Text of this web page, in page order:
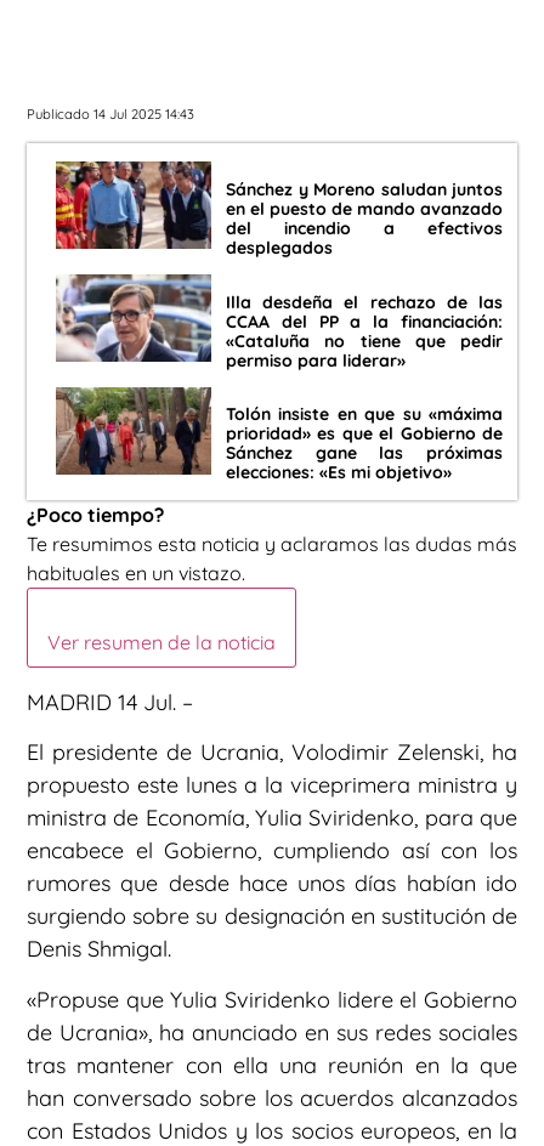
Publicado 14 Jul 2025 14:43
Sánchez y Moreno saludan juntos
en el puesto de mando avanzado
del incendio a efectivos
desplegados
Illa desdeña el rechazo de las
CCAA del PP a la financiación:
«Cataluña no tiene que pedir
permiso para liderar»
Tolón insiste en que su «máxima
prioridad» es que el Gobierno de
Sánchez gane las próximas
elecciones: «Es mi objetivo»
¿Poco tiempo?
Te resumimos esta noticia y aclaramos las dudas más
habituales en un vistazo.
Ver resumen de la noticia
MADRID 14 Jul. –
El presidente de Ucrania, Volodimir Zelenski, ha
propuesto este lunes a la viceprimera ministra y
ministra de Economía, Yulia Sviridenko, para que
encabece el Gobierno, cumpliendo así con los
rumores que desde hace unos días habían ido
surgiendo sobre su designación en sustitución de
Denis Shmigal.
«Propuse que Yulia Sviridenko lidere el Gobierno
de Ucrania», ha anunciado en sus redes sociales
tras mantener con ella una reunión en la que
han conversado sobre los acuerdos alcanzados
con Estados Unidos y los socios europeos, en la